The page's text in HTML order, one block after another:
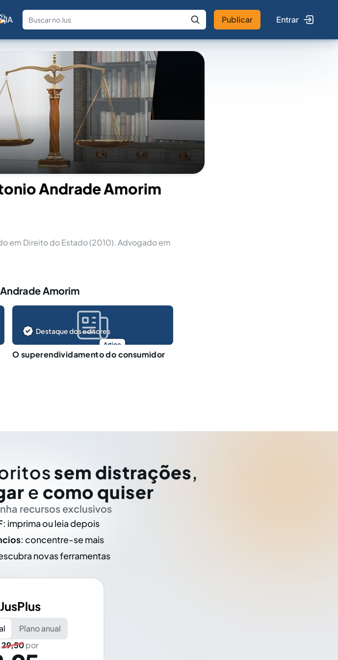
IA
Fale com a IA Buscar no Jus
Publicar Entrar
Andrade Amorim
em Direito do Estado (2010). Advogado em
Amorim
Artigo
Destaque dos editores
O superendividamento do consumidor
sem distrações,
e como quiser
recursos exclusivos
: imprima ou leia depois
: concentre-se mais
novas ferramentas
JusPlus
Plano anual
29,50por